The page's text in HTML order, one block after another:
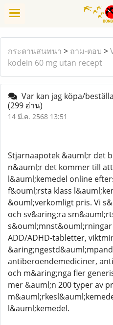
กระดานสนทนา > ถาม-ตอบ >
kodein 60 mg utan recept
Var kan jag köpa/
(299 อ่าน)
14 มี.ค. 2568 13:51
Stjarnaapotek &auml;r det
n&auml;r det kommer till
l&auml;kemedel online
f&ouml;rsta klass
&ouml;verkomligt pris. Vi
och sv&aring;ra
ADD/ADHD-tabletter,
antiberoendemediciner,
och m&aring;nga fler
mer &auml;n 200 typer av
l&auml;kemedel.